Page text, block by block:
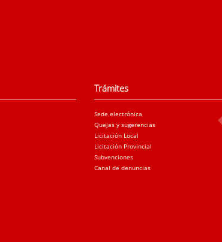
Trámites
Sede electrónica
Quejas y sugerencias
Licitación Local
Licitación Provincial
Subvenciones
Canal de denuncias